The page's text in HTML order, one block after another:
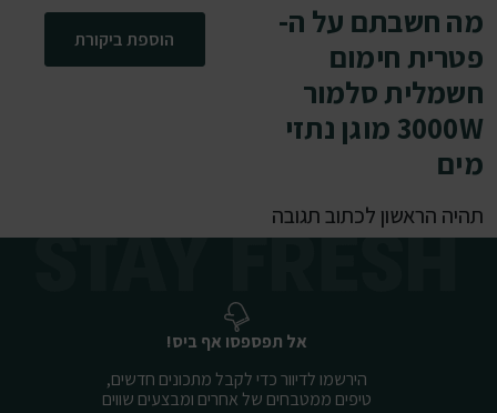
מה חשבתם על ה-
פטרית חימום
חשמלית סלמור
3000W מוגן נתזי
מים
תהיה הראשון לכתוב תגובה
הוספת ביקורת
אל תפספסו אף ביס!
הירשמו לדיוור כדי לקבל מתכונים חדשים,
טיפים ממטבחים של אחרים ומבצעים שווים